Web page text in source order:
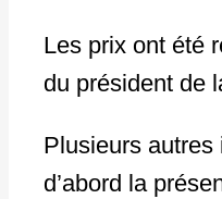
Les prix ont été
du président de
Plusieurs
d’abord la